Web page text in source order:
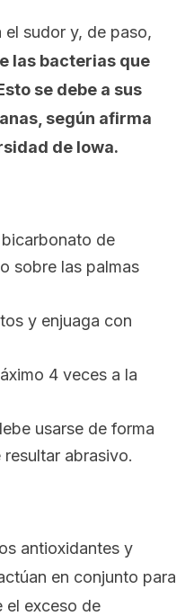
sudor y, de paso,
las bacterias que
se debe a sus
según afirma
de Iowa.
de
sobre las palmas
y enjuaga con
4 veces a la
usarse de forma
abrasivo.
antioxidantes y
en conjunto para
el exceso de